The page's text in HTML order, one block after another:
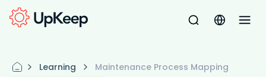
Learning
Maintenance Process Mapping